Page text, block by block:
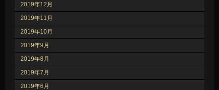
2019年12月
2019年11月
2019年10月
2019年9月
2019年8月
2019年7月
2019年6月